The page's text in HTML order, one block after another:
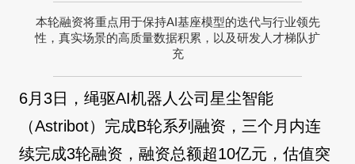
本轮融资将重点用于保持AI基座模型的迭代与行业领先
性，真实场景的高质量数据积累，以及研发人才梯队扩
充
6月3日，绳驱AI机器人公司星尘智能
（Astribot）完成B轮系列融资，三个月内连
续完成3轮融资，融资总额超10亿元，估值突